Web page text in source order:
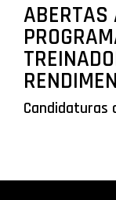
ABERTAS
Candidaturas